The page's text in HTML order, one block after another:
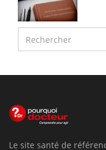
Le site santé de